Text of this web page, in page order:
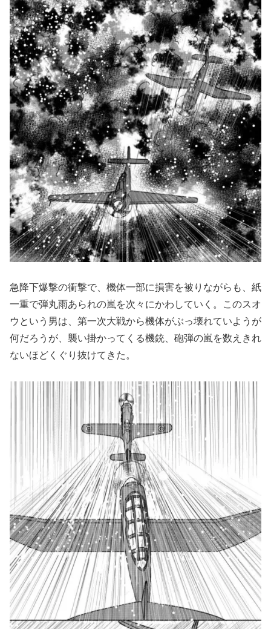
急降下爆撃の衝撃で、機体一部に損害を被りながらも、紙
一重で弾丸雨あられの嵐を次々にかわしていく。このスオ
ウという男は、第一次大戦から機体がぶっ壊れていようが
何だろうが、襲い掛かってくる機銃、砲弾の嵐を数えきれ
ないほどくぐり抜けてきた。